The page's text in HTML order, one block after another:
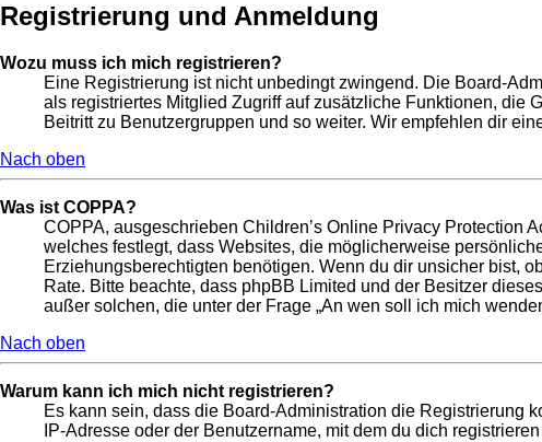
Registrierung und Anmeldung
Wozu muss ich mich registrieren?
Eine Registrierung ist nicht unbedingt zwingend. Die Board-
als registriertes Mitglied Zugriff auf zusätzliche Funktionen, die
Beitritt zu Benutzergruppen und so weiter. Wir empfehlen dir
Nach oben
Was ist COPPA?
COPPA, ausgeschrieben Children’s Online Privacy Protection
welches festlegt, dass Websites, die möglicherweise
Erziehungsberechtigten benötigen. Wenn du dir unsicher bist,
Rate. Bitte beachte, dass phpBB Limited und der Besitzer
außer solchen, die unter der Frage „An wen soll ich mich
Nach oben
Warum kann ich mich nicht registrieren?
Es kann sein, dass die Board-Administration die Registrierung
IP-Adresse oder der Benutzername, mit dem du dich